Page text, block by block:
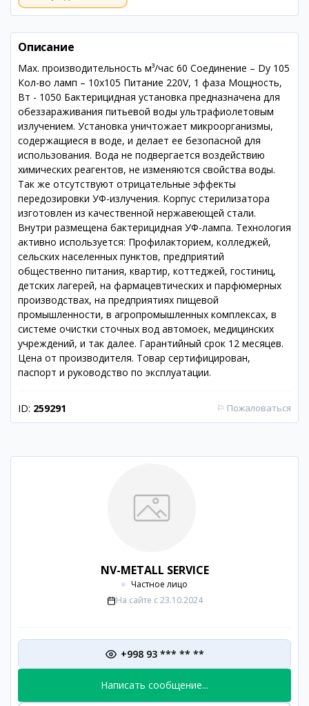
Описание
Max. производительность м³/час 60 Соединение – Dy 105
Кол-во ламп – 10x105 Питание 220V, 1 фаза Мощность,
Вт - 1050 Бактерицидная установка предназначена для
обеззараживания питьевой воды ультрафиолетовым
излучением. Установка уничтожает микроорганизмы,
содержащиеся в воде, и делает ее безопасной для
использования. Вода не подвергается воздействию
химических реагентов, не изменяются свойства воды.
Так же отсутствуют отрицательные эффекты
передозировки УФ-излучения. Корпус стерилизатора
изготовлен из качественной нержавеющей стали.
Внутри размещена бактерицидная УФ-лампа. Технология
активно используется: Профилакторием, колледжей,
сельских населенных пунктов, предприятий
общественно питания, квартир, коттеджей, гостиниц,
детских лагерей, на фармацевтических и парфюмерных
производствах, на предприятиях пищевой
промышленности, в агропромышленных комплексах, в
системе очистки сточных вод автомоек, медицинских
учреждений, и так далее. Гарантийный срок 12 месяцев.
Цена от производителя. Товар сертифицирован,
паспорт и руководство по эксплуатации.
ID: 259291 ⚐ Пожаловаться
NV-METALL SERVICE
Частное лицо
На сайте с 23.10.2024
+998 93 *** ** **
Написать сообщение...